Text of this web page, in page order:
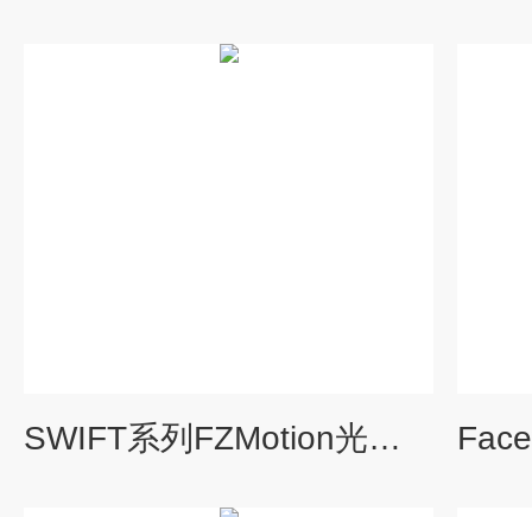
SWIFT系列FZMotion光学运动捕捉系统